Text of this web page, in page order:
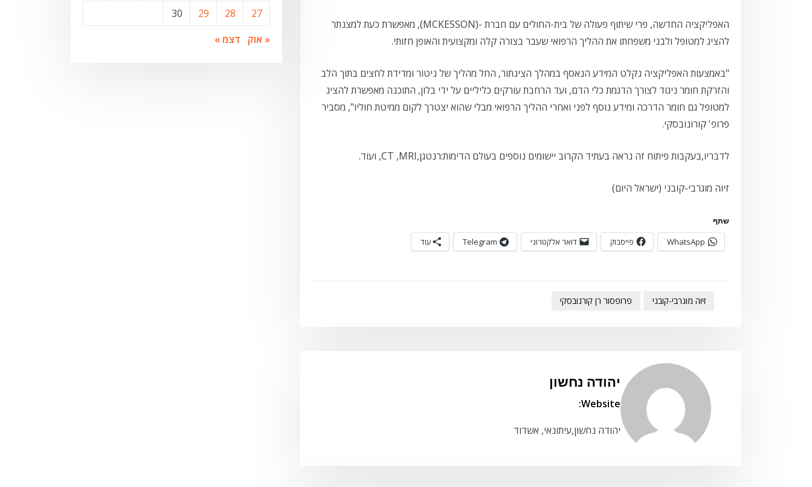
האפליקציה החדשה, פרי שיתוף פעולה של בית-החולים עם חברת -(MCKESSONׂ), מאפשרת כעת למצנתר
להציג למטופל ולבני משפחתו את ההליך הרפואי שעבר בצורה קלה ומקצועית והאופן חזותי.
"באמצעות האפליקציה נקלט המידע הנאסף במהלך הצינתור, החל מהליך של ניטור ומדידת לחצים בתוך הלב
והזרקת חומר ניגוד לצורך הדגמת כלי הדם, ועד הרחבת עורקים כליליים על ידי בלון, התוכנה מאפשרת להציג
למטופל גם חומר הדרכה ומידע נוסף לפני ואחרי ההליך הרפואי מבלי שהוא יצטרך לקום ממיטת חוליו", מסביר
פרופ' קורונובסקי.
לדבריו,בעקבות פיתוח זה נראה בעתיד הקרוב יישומים נוספים בעולם הדימות:רנטגן,CT ,MRI, ועוד.
זיוה מוגרבי-קובני (ישראל היום)
שתף
WhatsApp פייסבוק דואר אלקטרוני Telegram עוד
זיוה מוגרבי-קובני פרופסור רן קורנובסקי
יהודה נחשון
Website:
יהודה נחשון,עיתונאי, אשדוד
27
28
29
30
« אוק
דצמ »